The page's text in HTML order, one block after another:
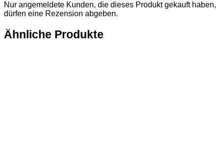
Nur angemeldete Kunden, die dieses Produkt gekauft haben,
dürfen eine Rezension abgeben.
Ähnliche Produkte